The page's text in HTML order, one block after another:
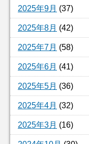
2025年9月 (37)
2025年8月 (42)
2025年7月 (58)
2025年6月 (41)
2025年5月 (36)
2025年4月 (32)
2025年3月 (16)